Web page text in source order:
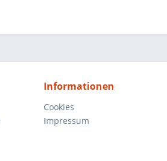
Informationen
Cookies
Impressum